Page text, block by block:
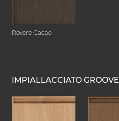
Rovere Cacao
IMPIALLACCIATO GROOVE